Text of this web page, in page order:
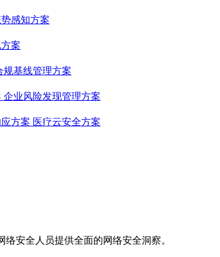
感知方案
案
规基线管理方案
企业风险发现管理方案
方案 医疗云安全方案
安全人员提供全面的网络安全洞察。